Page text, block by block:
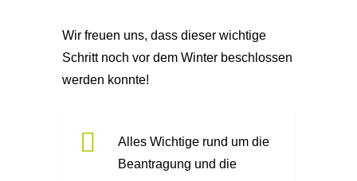
Wir freuen uns, dass dieser wichtige
Schritt noch vor dem Winter beschlossen
werden konnte!
Alles Wichtige rund um die
Beantragung und die